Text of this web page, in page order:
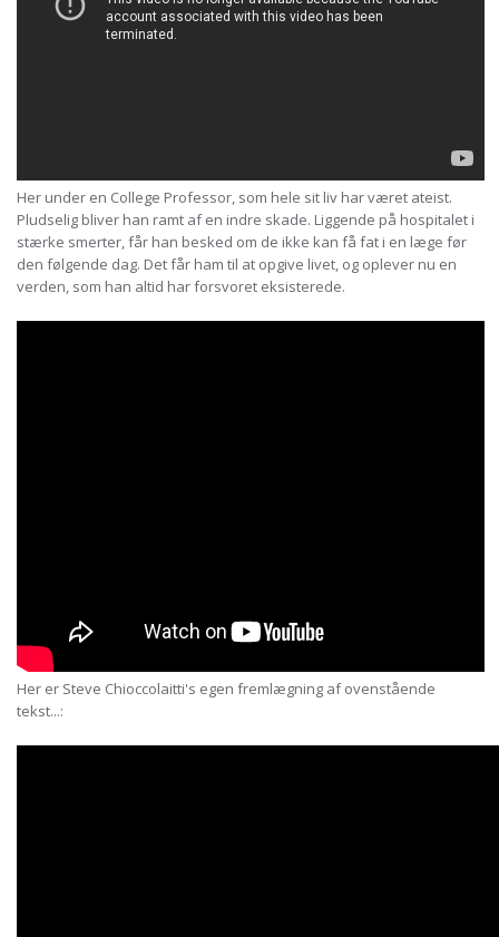
Her under en College Professor, som hele sit liv har været ateist.
Pludselig bliver han ramt af en indre skade. Liggende på hospitalet i
stærke smerter, får han besked om de ikke kan få fat i en læge før
den følgende dag. Det får ham til at opgive livet, og oplever nu en
verden, som han altid har forsvoret eksisterede.
Her er Steve Chioccolaitti's egen fremlægning af ovenstående
tekst...: